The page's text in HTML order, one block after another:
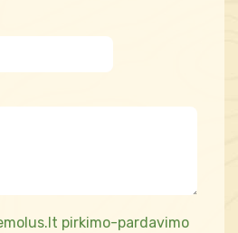
pirkimo-pardavimo